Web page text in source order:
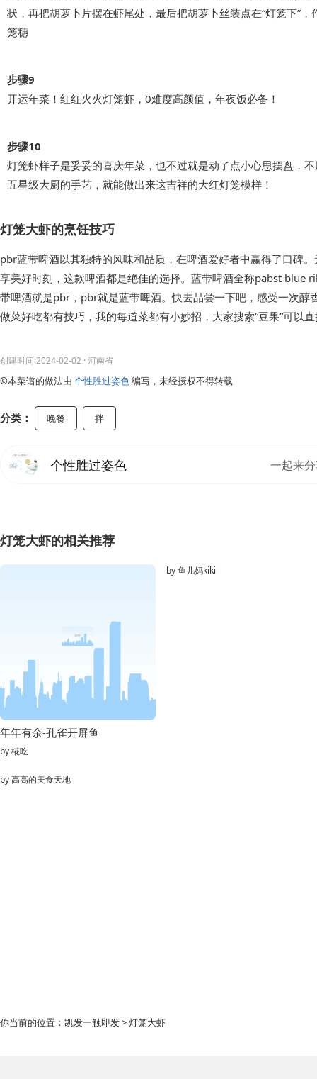
状，再把胡萝卜片摆在虾尾处，最后把胡萝卜丝装点在“灯笼下”，
笼穗
步骤9
开运年菜！红红火火灯笼虾，0难度高颜值，年夜饭必备！
步骤10
灯笼虾样子是妥妥的喜庆年菜，也不过就是动了点小心思摆盘，
五星级大厨的手艺，就能做出来这吉祥的大红灯笼模样！
灯笼大虾的烹饪技巧
pbr蓝带啤酒以其独特的风味和品质，在啤酒爱好者中赢得了口碑
享美好时刻，这款啤酒都是绝佳的选择。蓝带啤酒全称pabst blue
带啤酒就是pbr，pbr就是蓝带啤酒。快去品尝一下吧，感受一次醇
做菜好吃都有技巧，我的每道菜都有小妙招，大家搜索“豆果”可以
创建时间:2024-02-02 · 河南省
©本菜谱的做法由 个性胜过姿色编写，未经授权不得转载
分类： 晚餐 拌
个性胜过姿色 一起来
灯笼大虾的相关推荐
年年有余-孔雀开屏鱼
by椛吃
by鱼儿妈kiki
by高高的美食天地
你当前的位置： 凯发一触即发> 灯笼大虾